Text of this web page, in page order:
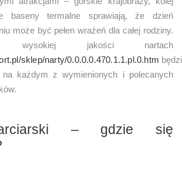
baseny termalne sprawiają, że dzień
może być pełen wrażeń dla całej rodziny.
jakości nartach
sklep/narty/0.0.0.0.470.1.1.pl.0.htm
na każdym z wymienionych i polecanych
– gdzie się